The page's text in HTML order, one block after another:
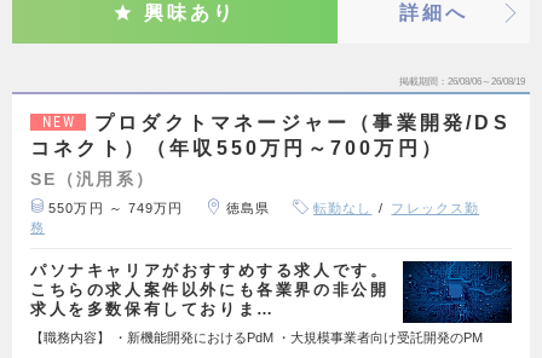
興味あり 詳細へ
掲載期間 26/08/06～26/08/19
NEW
プロダクトマネージャー（事業開発/DS
コネクト）（年収550万円～700万円）
SE（汎用系）
550万円 ～ 749万円 徳島県 転勤なし
フレックス勤
務
パソナキャリアがおすすめする求人です。
こちらの求人案件以外にも各業界の非公開
求人を多数保有しておりま…
【職務内容】 ・新機能開発におけるPdM ・大規模事業者向け受託開発のPM